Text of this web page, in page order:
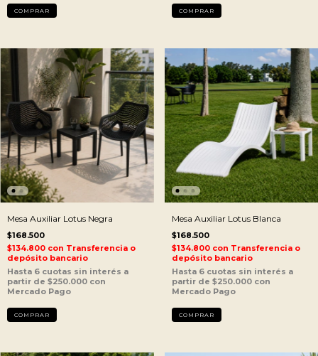
Mesa Auxiliar Lotus Negra
$168.500
$134.800 con Transferencia o
depósito bancario
Mesa Auxiliar Lotus Blanca
$168.500
$134.800 con Transferencia o
depósito bancario